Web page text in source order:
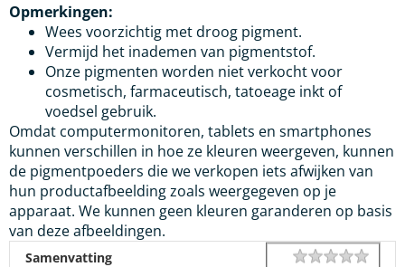
Opmerkingen:
Wees voorzichtig met droog pigment.
Vermijd het inademen van pigmentstof.
Onze pigmenten worden niet verkocht voor
cosmetisch, farmaceutisch, tatoeage inkt of
voedsel gebruik.
Omdat computermonitoren, tablets en smartphones
kunnen verschillen in hoe ze kleuren weergeven, kunnen
de pigmentpoeders die we verkopen iets afwijken van
hun productafbeelding zoals weergegeven op je
apparaat. We kunnen geen kleuren garanderen op basis
van deze afbeeldingen.
Samenvatting Rating 1 star
2
3
4
5